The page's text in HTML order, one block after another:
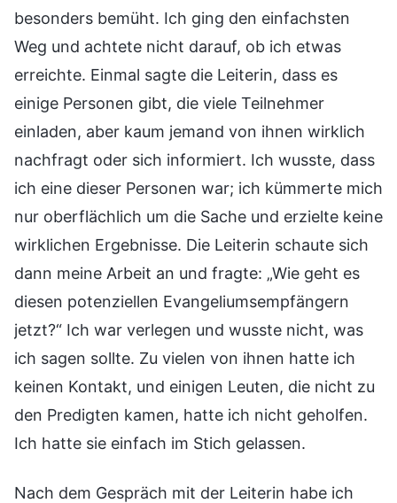
besonders bemüht. Ich ging den einfachsten
Weg und achtete nicht darauf, ob ich etwas
erreichte. Einmal sagte die Leiterin, dass es
einige Personen gibt, die viele Teilnehmer
einladen, aber kaum jemand von ihnen wirklich
nachfragt oder sich informiert. Ich wusste, dass
ich eine dieser Personen war; ich kümmerte mich
nur oberflächlich um die Sache und erzielte keine
wirklichen Ergebnisse. Die Leiterin schaute sich
dann meine Arbeit an und fragte: „Wie geht es
diesen potenziellen Evangeliumsempfängern
jetzt?“ Ich war verlegen und wusste nicht, was
ich sagen sollte. Zu vielen von ihnen hatte ich
keinen Kontakt, und einigen Leuten, die nicht zu
den Predigten kamen, hatte ich nicht geholfen.
Ich hatte sie einfach im Stich gelassen.
Nach dem Gespräch mit der Leiterin habe ich